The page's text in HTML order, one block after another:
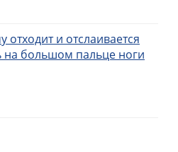
отходит и отслаивается
на большом пальце ноги